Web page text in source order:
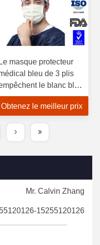
Le masque protecteur
bleu de 3 plis
le blanc bleu
la poussière pour la
maladie de germes de
Obtenez le meilleur prix
Mr. Calvin Zhang
15255120126